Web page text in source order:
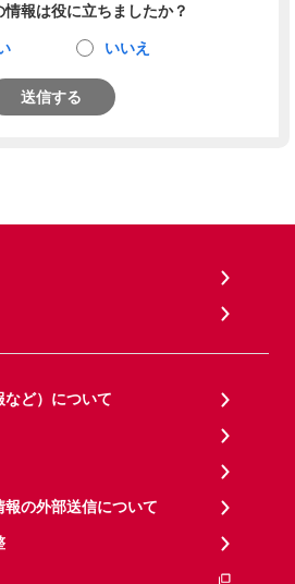
情報は役に立ちましたか？
いいえ
送信する
ど）について
の外部送信について